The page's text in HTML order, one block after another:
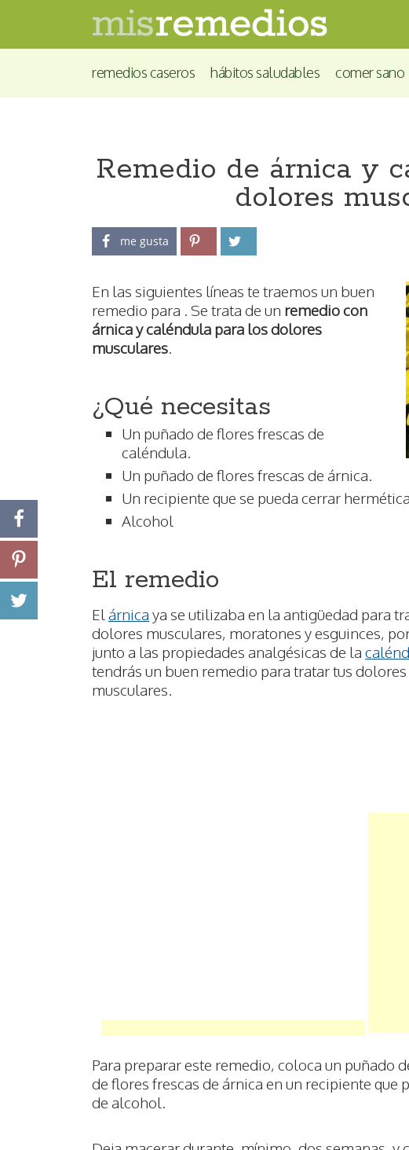
remedios caseros hábitos saludables comer sano
Remedio de árnica y
dolores
me gusta
En las siguientes líneas te traemos un buen
remedio para . Se trata de un remedio con
árnica y caléndula para los dolores
musculares.
¿Qué necesitas
Un puñado de flores frescas de
caléndula.
Un puñado de flores frescas de árnica.
Un recipiente que se pueda cerrar
Alcohol
El remedio
El árnica ya se utilizaba en la antigüedad para
dolores musculares, moratones y esguinces,
junto a las propiedades analgésicas de la
tendrás un buen remedio para tratar tus dolores
musculares.
Para preparar este remedio, coloca un puñado
de flores frescas de árnica en un recipiente
de alcohol.